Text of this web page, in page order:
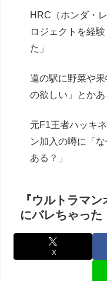
HRC（ホンダ・
ロジェクトを経
た」
道の駅に野菜や
の欲しい」とかあ
元F1王者ハッキ
ン加入の噂に「
ある？」
『ウルトラマ
にバレちゃっ
X